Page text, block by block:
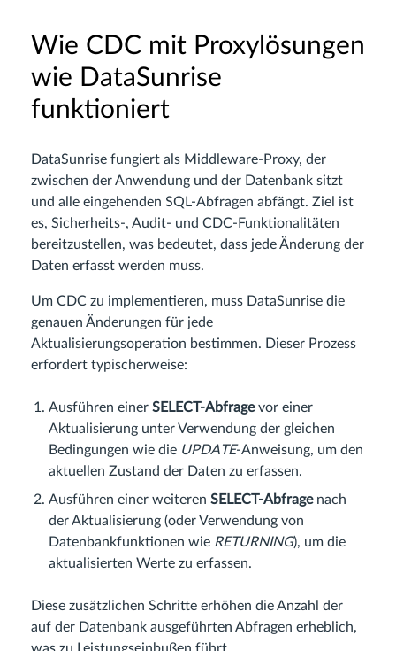
Wie CDC mit Proxylösungen
wie DataSunrise
funktioniert
DataSunrise fungiert als Middleware-Proxy, der
zwischen der Anwendung und der Datenbank sitzt
und alle eingehenden SQL-Abfragen abfängt. Ziel ist
es, Sicherheits-, Audit- und CDC-Funktionalitäten
bereitzustellen, was bedeutet, dass jede Änderung der
Daten erfasst werden muss.
Um CDC zu implementieren, muss DataSunrise die
genauen Änderungen für jede
Aktualisierungsoperation bestimmen. Dieser Prozess
erfordert typischerweise:
Ausführen einer SELECT-Abfragevor einer
Aktualisierung unter Verwendung der gleichen
Bedingungen wie die UPDATE-Anweisung, um den
aktuellen Zustand der Daten zu erfassen.
Ausführen einer weiteren SELECT-Abfragenach
der Aktualisierung (oder Verwendung von
Datenbankfunktionen wie RETURNING), um die
aktualisierten Werte zu erfassen.
Diese zusätzlichen Schritte erhöhen die Anzahl der
auf der Datenbank ausgeführten Abfragen erheblich,